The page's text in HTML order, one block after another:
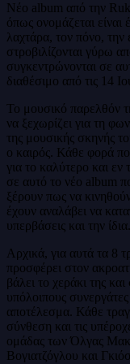
Νέο album από την
όπως ονομάζεται είναι
λαχτάρα, τον πόνο, την
στροβιλίζονται γύρω
συγκεντρώνονται σε
διαθέσιμο από τις 14
Το μουσικό παρελθόν
να ξεχωρίζει για τη
της μουσικής σκηνής
ο καιρός. Κάθε φορά
για το καλύτερο και εν
σε αυτό το νέο album
ξέρουν πως να
έχουν αναλάβει να
υπερβάσεις και την ίδια.
Αρχικά, για αυτά τα 8
προσφέρει στον
βάλει το χεράκι της
υπόλοιπους
αποτέλεσμα. Κάθε
σύνθεση και τις
ομάδας των Όλγας
Βογιατζόγλου και